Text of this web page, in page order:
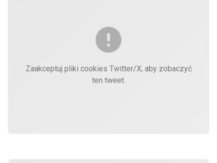
Zaakceptuj pliki cookies Twitter/X, aby zobaczyć
ten tweet.